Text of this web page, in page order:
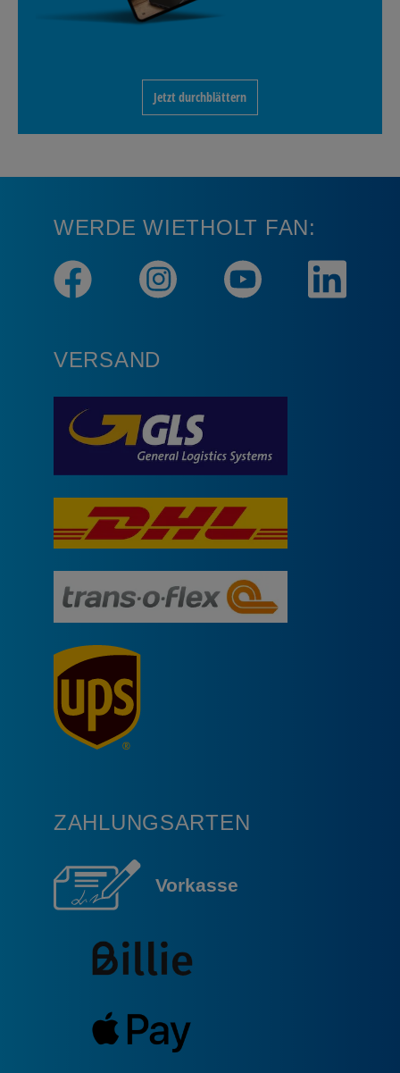
Jetzt durchblättern
WERDE WIETHOLT FAN:
VERSAND
ZAHLUNGSARTEN
Vorkasse